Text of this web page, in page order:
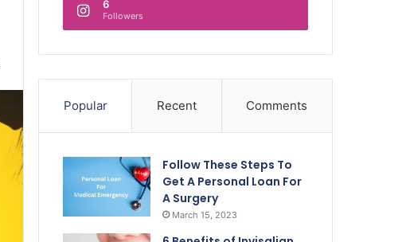
6
Followers
Popular Recent Comments
Follow These Steps To
Get A Personal Loan For
A Surgery
March 15, 2023